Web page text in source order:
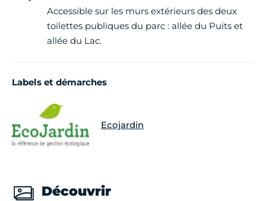
Accessible sur les murs extérieurs des deux
toilettes publiques du parc : allée du Puits et
allée du Lac.
Labels et démarches
Ecojardin
Découvrir